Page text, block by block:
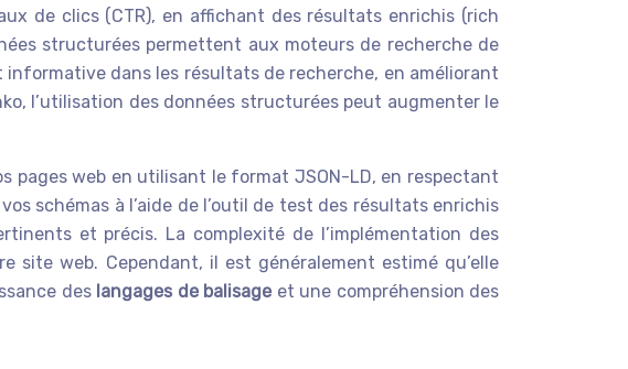
de clics (CTR), en affichant des résultats enrichis (rich
structurées permettent aux moteurs de recherche de
dans les résultats de recherche, en améliorant
l’utilisation des données structurées peut augmenter le
pages web en utilisant le format JSON-LD, en respectant
schémas à l’aide de l’outil de test des résultats enrichis
et précis. La complexité de l’implémentation des
web. Cependant, il est généralement estimé qu’elle
des langages de balisage et une compréhension des